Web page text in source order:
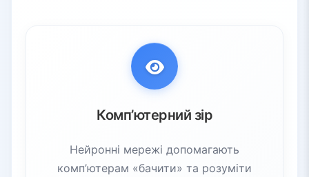
Комп’ютерний зір
Нейронні мережі допомагають
комп’ютерам «бачити» та розуміти